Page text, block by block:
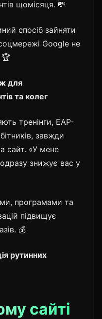
щомісяця. 💸
спосіб зайняти
Google не
🏆
для
та колег
тренінги, EAP-
завжди
сайт. «У мене
знижує вас у
програмами та
підвищує
💰
рутинних
сайті